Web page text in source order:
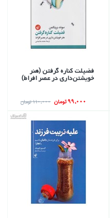
فضيلت كناره گرفتن (هنر
خويشتن‌داري در عصر افراط)
99,000 تومان 110,000 تومان